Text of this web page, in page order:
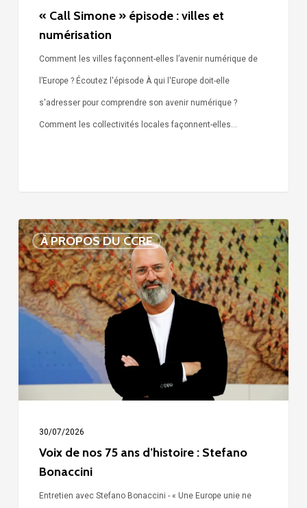
« Call Simone » épisode : villes et
numérisation
Comment les villes façonnent-elles l’avenir numérique de
l’Europe ? Écoutez l'épisode À qui l'Europe doit-elle
s'adresser pour comprendre son avenir numérique ?
Comment les collectivités locales façonnent-elles…
À PROPOS DU CCRE
Voix
de
nos
75
ans
d’histoire
Stefano
Bonaccini
30/07/2026
Voix de nos 75 ans d’histoire : Stefano
Bonaccini
Entretien avec Stefano Bonaccini - « Une Europe unie ne